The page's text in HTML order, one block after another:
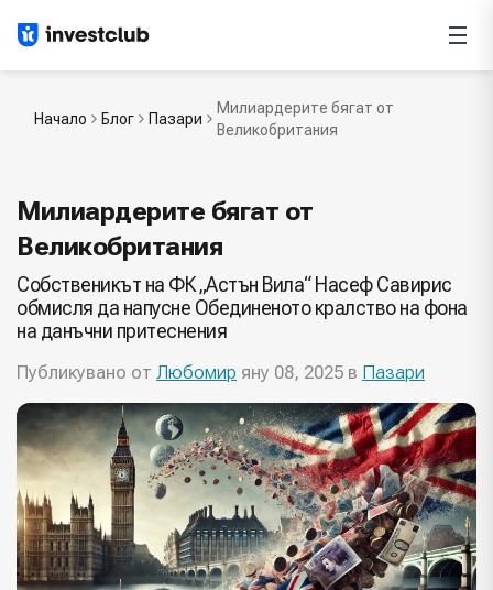
Начало Блог Пазари
Милиардерите бягат от
Великобритания
Милиардерите бягат от
Великобритания
Собственикът на ФК „Астън Вила“ Насеф Савирис
обмисля да напусне Обединеното кралство на фона
на данъчни притеснения
Публикувано от Любомир яну 08, 2025 в Пазари